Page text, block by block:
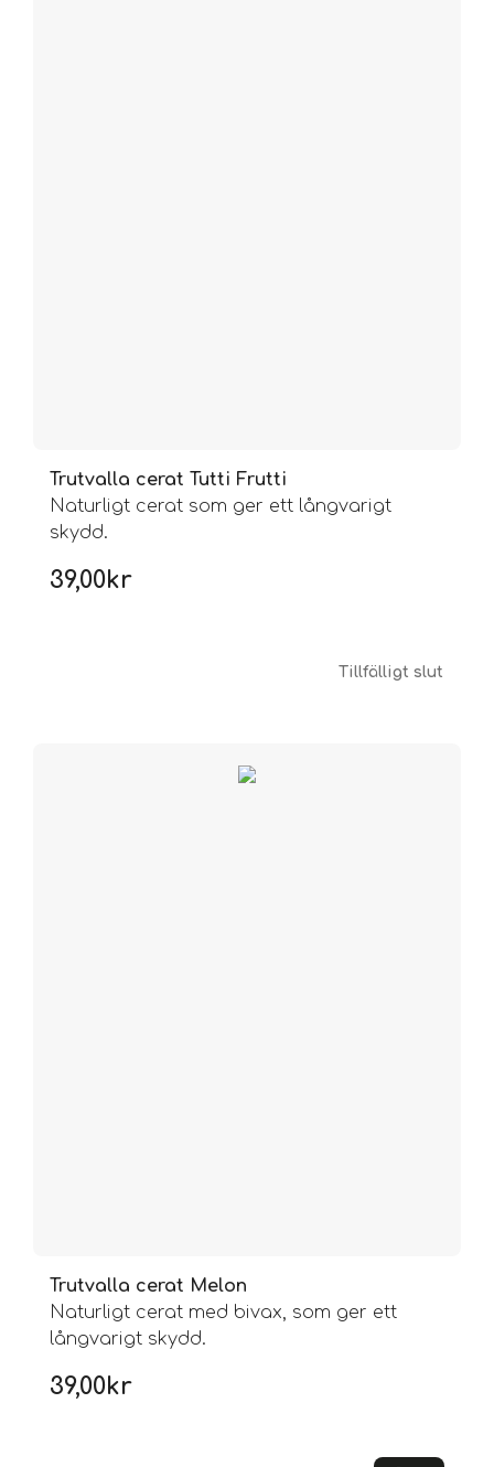
Trutvalla cerat Tutti Frutti
Naturligt cerat som ger ett långvarigt
skydd.
39,00kr
Tillfälligt slut
Trutvalla cerat Melon
Naturligt cerat med bivax, som ger ett
långvarigt skydd.
39,00kr